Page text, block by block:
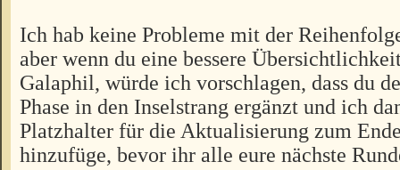
Ich hab keine Probleme mit der
aber wenn du eine bessere
Galaphil, würde ich vorschlagen, dass du
Phase in den Inselstrang ergänzt und ich
Platzhalter für die Aktualisierung zum
hinzufüge, bevor ihr alle eure nächste